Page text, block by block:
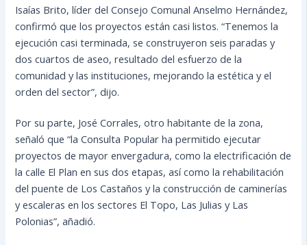
Isaías Brito, líder del Consejo Comunal Anselmo Hernández,
confirmó que los proyectos están casi listos. “Tenemos la
ejecución casi terminada, se construyeron seis paradas y
dos cuartos de aseo, resultado del esfuerzo de la
comunidad y las instituciones, mejorando la estética y el
orden del sector”, dijo.
Por su parte, José Corrales, otro habitante de la zona,
señaló que “la Consulta Popular ha permitido ejecutar
proyectos de mayor envergadura, como la electrificación de
la calle El Plan en sus dos etapas, así como la rehabilitación
del puente de Los Castaños y la construcción de caminerías
y escaleras en los sectores El Topo, Las Julias y Las
Polonias”, añadió.